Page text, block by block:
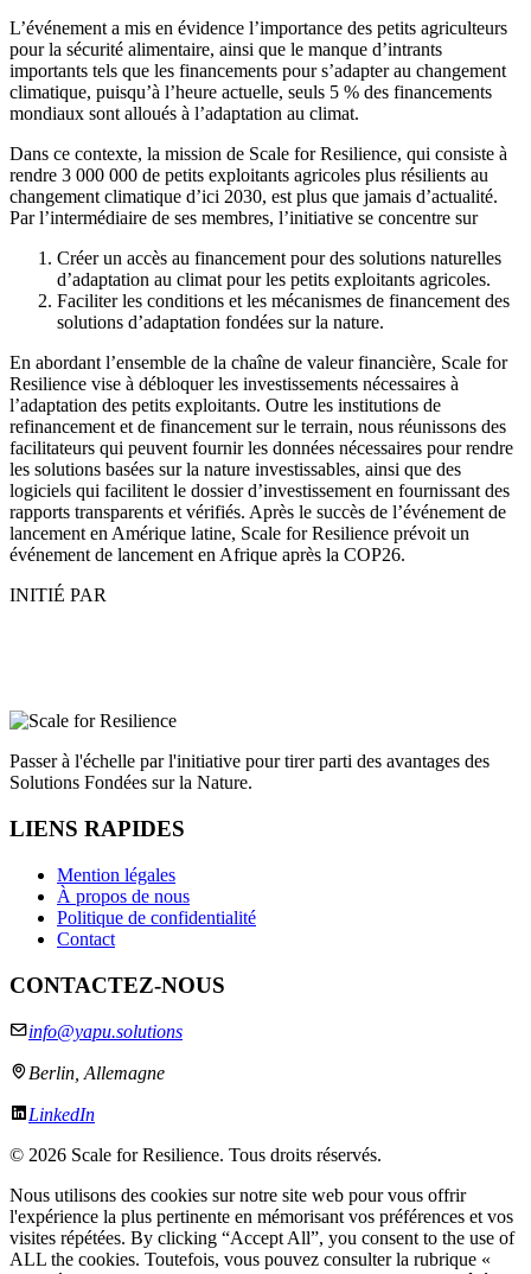
L’événement a mis en évidence l’importance des petits agriculteurs
pour la sécurité alimentaire, ainsi que le manque d’intrants
importants tels que les financements pour s’adapter au changement
climatique, puisqu’à l’heure actuelle, seuls 5 % des financements
mondiaux sont alloués à l’adaptation au climat.
Dans ce contexte, la mission de Scale for Resilience, qui consiste à
rendre 3 000 000 de petits exploitants agricoles plus résilients au
changement climatique d’ici 2030, est plus que jamais d’actualité.
Par l’intermédiaire de ses membres, l’initiative se concentre sur
Créer un accès au financement pour des solutions naturelles
d’adaptation au climat pour les petits exploitants agricoles.
Faciliter les conditions et les mécanismes de financement des
solutions d’adaptation fondées sur la nature.
En abordant l’ensemble de la chaîne de valeur financière, Scale for
Resilience vise à débloquer les investissements nécessaires à
l’adaptation des petits exploitants. Outre les institutions de
refinancement et de financement sur le terrain, nous réunissons des
facilitateurs qui peuvent fournir les données nécessaires pour rendre
les solutions basées sur la nature investissables, ainsi que des
logiciels qui facilitent le dossier d’investissement en fournissant des
rapports transparents et vérifiés. Après le succès de l’événement de
lancement en Amérique latine, Scale for Resilience prévoit un
événement de lancement en Afrique après la COP26.
INITIÉ PAR
Passer à l'échelle par l'initiative pour tirer parti des avantages des
Solutions Fondées sur la Nature.
LIENS RAPIDES
Mention légales
À propos de nous
Politique de confidentialité
Contact
CONTACTEZ-NOUS
info@yapu.solutions
Berlin, Allemagne
LinkedIn
© 2026 Scale for Resilience. Tous droits réservés.
Nous utilisons des cookies sur notre site web pour vous offrir
l'expérience la plus pertinente en mémorisant vos préférences et vos
visites répétées. By clicking “Accept All”, you consent to the use of
ALL the cookies. Toutefois, vous pouvez consulter la rubrique «